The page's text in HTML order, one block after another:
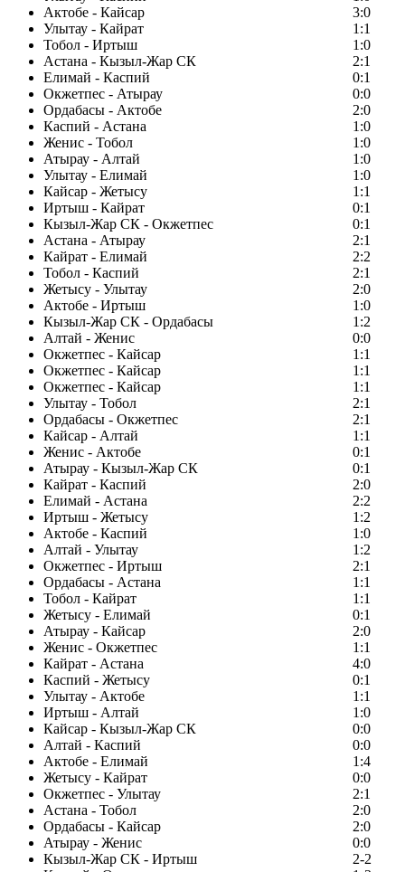
Актобе - Кайсар
3:0
Улытау - Кайрат
1:1
Тобол - Иртыш
1:0
Астана - Кызыл-Жар СК
2:1
Елимай - Каспий
0:1
Окжетпес - Атырау
0:0
Ордабасы - Актобе
2:0
Каспий - Астана
1:0
Женис - Тобол
1:0
Атырау - Алтай
1:0
Улытау - Елимай
1:0
Кайсар - Жетысу
1:1
Иртыш - Кайрат
0:1
Кызыл-Жар СК - Окжетпес
0:1
Астана - Атырау
2:1
Кайрат - Елимай
2:2
Тобол - Каспий
2:1
Жетысу - Улытау
2:0
Актобе - Иртыш
1:0
Кызыл-Жар СК - Ордабасы
1:2
Алтай - Женис
0:0
Окжетпес - Кайсар
1:1
Окжетпес - Кайсар
1:1
Окжетпес - Кайсар
1:1
Улытау - Тобол
2:1
Ордабасы - Окжетпес
2:1
Кайсар - Алтай
1:1
Женис - Актобе
0:1
Атырау - Кызыл-Жар СК
0:1
Кайрат - Каспий
2:0
Елимай - Астана
2:2
Иртыш - Жетысу
1:2
Актобе - Каспий
1:0
Алтай - Улытау
1:2
Окжетпес - Иртыш
2:1
Ордабасы - Астана
1:1
Тобол - Кайрат
1:1
Жетысу - Елимай
0:1
Атырау - Кайсар
2:0
Женис - Окжетпес
1:1
Кайрат - Астана
4:0
Каспий - Жетысу
0:1
Улытау - Актобе
1:1
Иртыш - Алтай
1:0
Кайсар - Кызыл-Жар СК
0:0
Алтай - Каспий
0:0
Актобе - Елимай
1:4
Жетысу - Кайрат
0:0
Окжетпес - Улытау
2:1
Астана - Тобол
2:0
Ордабасы - Кайсар
2:0
Атырау - Женис
0:0
Кызыл-Жар СК - Иртыш
2-2